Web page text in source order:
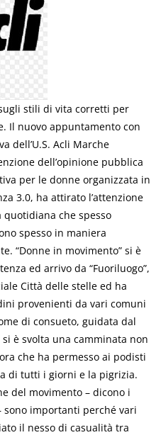
stili di vita corretti per
Il nuovo appuntamento con
dell’U.S. Acli Marche
dell’opinione pubblica
per le donne organizzata in
3.0, ha attirato l’attenzione
che spesso
spesso in maniera
“Donne in movimento” si è
ed arrivo da “Fuoriluogo”,
Città delle stelle ed ha
provenienti da vari comuni
di consueto, guidata dal
è svolta una camminata non
che ha permesso ai podisti
di tutti i giorni e la pigrizia.
del movimento – dicono i
sono importanti perché vari
il nesso di casualità tra